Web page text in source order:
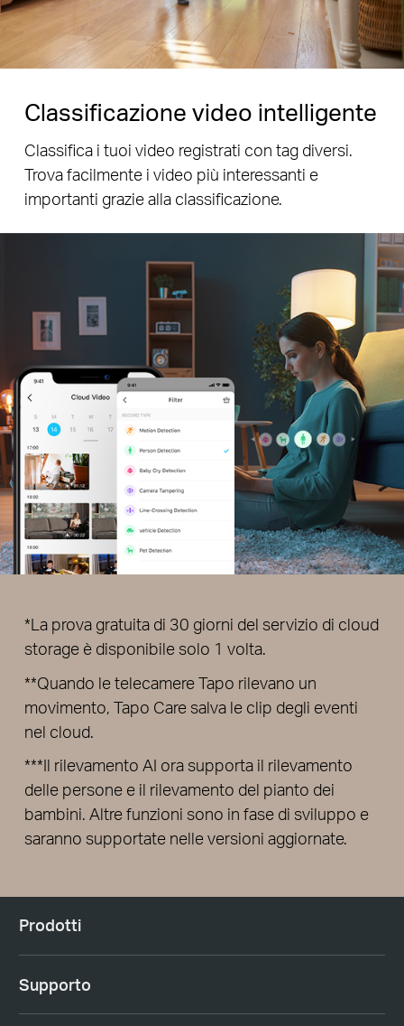
Classificazione video intelligente
Classifica i tuoi video registrati con tag diversi.
Trova facilmente i video più interessanti e
importanti grazie alla classificazione.
*La prova gratuita di 30 giorni del servizio di cloud
storage è disponibile solo 1 volta.
**Quando le telecamere Tapo rilevano un
movimento, Tapo Care salva le clip degli eventi
nel cloud.
***Il rilevamento AI ora supporta il rilevamento
delle persone e il rilevamento del pianto dei
bambini. Altre funzioni sono in fase di sviluppo e
saranno supportate nelle versioni aggiornate.
Prodotti
Supporto